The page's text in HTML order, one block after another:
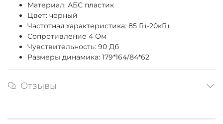
Материал: АБС пластик
Цвет: черный
Частотная характеристика: 85 Гц-20кГц
Сопротивление 4 Ом
Чувствительность: 90 Дб
Размеры динамика: 179*164/84*62
Отзывы